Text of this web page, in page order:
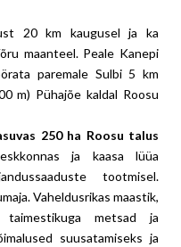
20 km kaugusel ja ka
maanteel. Peale Kanepi
paremale Sulbi 5 km
m) Pühajõe kaldal Roosu
250 ha Roosu talus
ja kaasa lüüa
tootmisel.
Vaheldusrikas maastik,
taimestikuga metsad ja
suusatamiseks ja